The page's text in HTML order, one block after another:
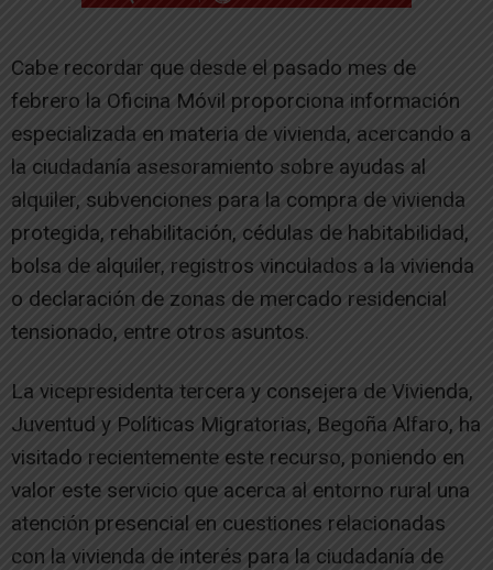
Cabe recordar que desde el pasado mes de
febrero la Oficina Móvil proporciona información
especializada en materia de vivienda, acercando a
la ciudadanía asesoramiento sobre ayudas al
alquiler, subvenciones para la compra de vivienda
protegida, rehabilitación, cédulas de habitabilidad,
bolsa de alquiler, registros vinculados a la vivienda
o declaración de zonas de mercado residencial
tensionado, entre otros asuntos.
La vicepresidenta tercera y consejera de Vivienda,
Juventud y Políticas Migratorias, Begoña Alfaro, ha
visitado recientemente este recurso, poniendo en
valor este servicio que acerca al entorno rural una
atención presencial en cuestiones relacionadas
con la vivienda de interés para la ciudadanía de